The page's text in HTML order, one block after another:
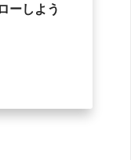
ーしよう